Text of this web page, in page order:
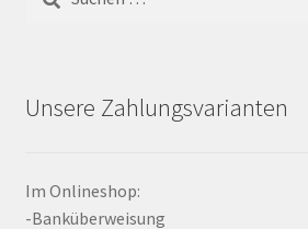
nach:
Unsere Zahlungsvarianten
Im Onlineshop:
-Banküberweisung